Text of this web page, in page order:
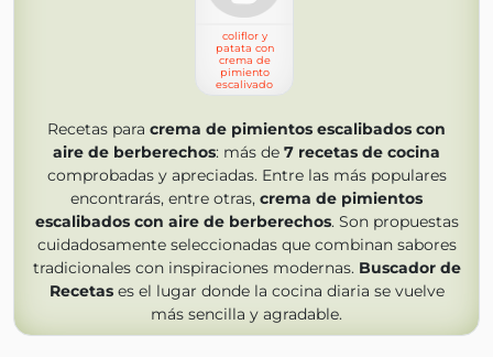
coliflor y
patata con
crema de
pimiento
escalivado
Recetas para crema de pimientos escalibados con
aire de berberechos: más de 7 recetas de cocina
comprobadas y apreciadas. Entre las más populares
encontrarás, entre otras, crema de pimientos
escalibados con aire de berberechos. Son propuestas
cuidadosamente seleccionadas que combinan sabores
tradicionales con inspiraciones modernas. Buscador de
Recetases el lugar donde la cocina diaria se vuelve
más sencilla y agradable.